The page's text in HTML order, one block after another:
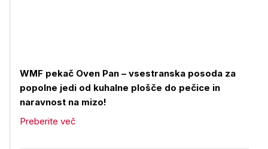
WMF pekač Oven Pan – vsestranska posoda za
popolne jedi od kuhalne plošče do pečice in
naravnost na mizo!
Preberite več